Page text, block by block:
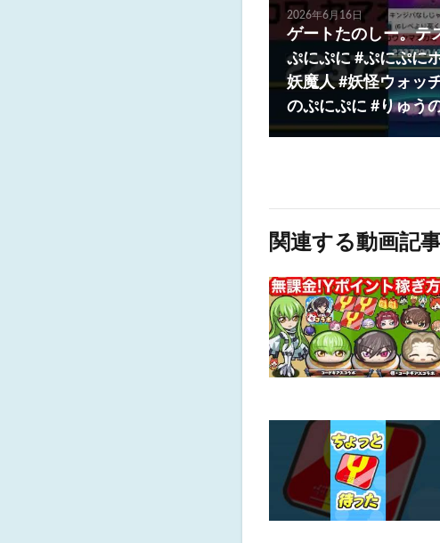
2026年6月16日
ゲートたのしー。テ
ぷにぷに #ぷにぷに
妖魔人 #妖怪ウォッ
のぷにぷに #りゅう
関連する動画記